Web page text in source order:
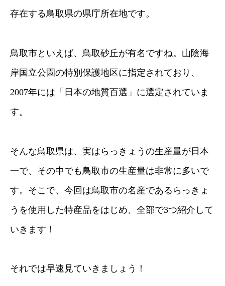
存在する鳥取県の県庁所在地です。
鳥取市といえば、鳥取砂丘が有名ですね。山陰海
岸国立公園の特別保護地区に指定されており、
2007年には「日本の地質百選」に選定されていま
す。
そんな鳥取県は、実はらっきょうの生産量が日本
一で、その中でも鳥取市の生産量は非常に多いで
す。そこで、今回は鳥取市の名産であるらっきょ
うを使用した特産品をはじめ、全部で3つ紹介して
いきます！
それでは早速見ていきましょう！